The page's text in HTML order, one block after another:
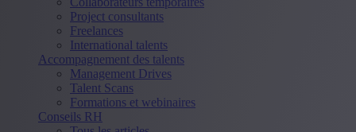
Project consultants
Freelances
International talents
Accompagnement des talents
Management Drives
Talent Scans
Formations et webinaires
Conseils RH